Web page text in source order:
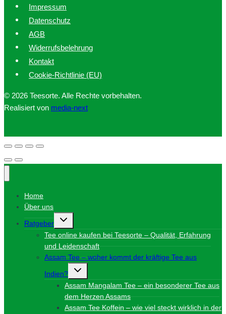
Impressum
Datenschutz
AGB
Widerrufsbelehrung
Kontakt
Cookie-Richtlinie (EU)
© 2026 Teesorte. Alle Rechte vorbehalten.
Realisiert von media-next
Home
Über uns
Ratgeber
Untermenü
Tee online kaufen bei Teesorte – Qualität, Erfahrung
und Leidenschaft
Assam Tee – woher kommt der kräftige Tee aus
Indien?
Untermenü
Assam Mangalam Tee – ein besonderer Tee aus
dem Herzen Assams
Assam Tee Koffein – wie viel steckt wirklich in der